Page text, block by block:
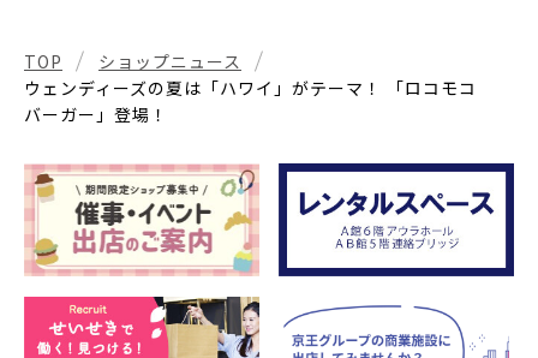
TOP
ショップニュース
ウェンディーズの夏は「ハワイ」がテーマ！ 「ロコモコ
バーガー」登場！